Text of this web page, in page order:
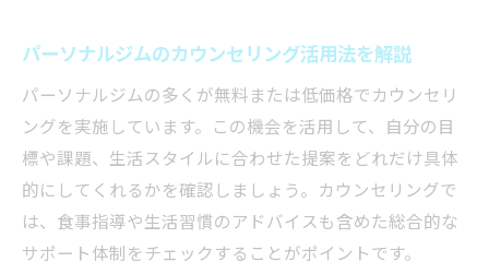
一人ひとりに合わせたパーソナルジム支援
とは
パーソナルジム選びで重要なアフターケア
サポート充実がパーソナルジム満足度を上
げる
パーソナルジムで安心できる相談環境の見
極め方
パーソナルジムのカウンセリング活用法を解説
パーソナルジムの多くが無料または低価格でカウンセリ
ングを実施しています。この機会を活用して、自分の目
標や課題、生活スタイルに合わせた提案をどれだけ具体
的にしてくれるかを確認しましょう。カウンセリングで
は、食事指導や生活習慣のアドバイスも含めた総合的な
サポート体制をチェックすることがポイントです。